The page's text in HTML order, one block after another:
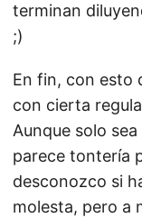
terminan
;)
En fin, con esto
con cierta
Aunque solo
parece tontería
desconozco si
molesta, pero a